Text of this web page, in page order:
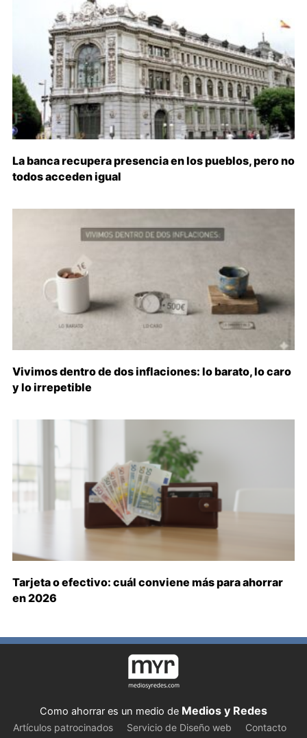
La banca recupera presencia en los pueblos, pero no
todos acceden igual
Vivimos dentro de dos inflaciones: lo barato, lo caro
y lo irrepetible
Tarjeta o efectivo: cuál conviene más para ahorrar
en 2026
Como ahorrar es un medio de Medios y Redes
Artículos patrocinados Servicio de Diseño web
Contacto